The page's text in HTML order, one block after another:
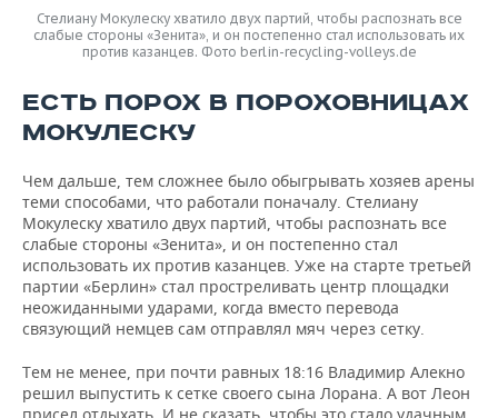
Стелиану Мокулеску хватило двух партий, чтобы распознать все
слабые стороны «Зенита», и он постепенно стал использовать их
против казанцев. Фото berlin-recycling-volleys.de
ЕСТЬ ПОРОХ В ПОРОХОВНИЦАХ
МОКУЛЕСКУ
Чем дальше, тем сложнее было обыгрывать хозяев арены
теми способами, что работали поначалу. Стелиану
Мокулеску хватило двух партий, чтобы распознать все
слабые стороны «Зенита», и он постепенно стал
использовать их против казанцев. Уже на старте третьей
партии «Берлин» стал простреливать центр площадки
неожиданными ударами, когда вместо перевода
связующий немцев сам отправлял мяч через сетку.
Тем не менее, при почти равных 18:16 Владимир Алекно
решил выпустить к сетке своего сына Лорана. А вот Леон